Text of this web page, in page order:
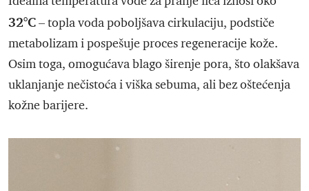
32°C– topla voda poboljšava cirkulaciju, podstiče
metabolizam i pospešuje proces regeneracije kože.
Osim toga, omogućava blago širenje pora, što olakšava
uklanjanje nečistoća i viška sebuma, ali bez oštećenja
kožne barijere.